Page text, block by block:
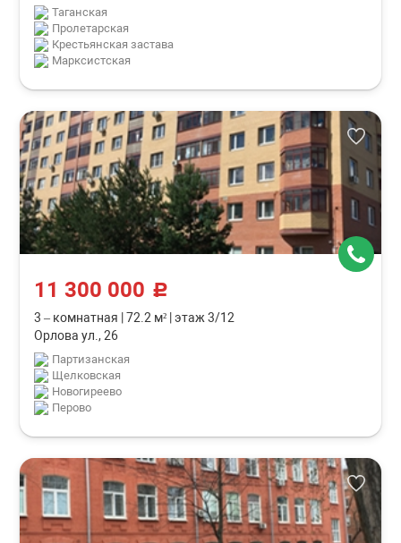
Таганская
Пролетарская
Крестьянская застава
Марксистская
11 300 000 c
3 – комнатная 72.2 м² этаж 3/12
Орлова ул., 26
Партизанская
Щелковская
Новогиреево
Перово